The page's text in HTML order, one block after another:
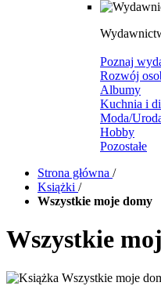
Poznaj
Rozwój
Albumy
Kuchnia i
Moda/
Hobby
Pozostałe
Strona główna /
Książki /
Wszystkie moje domy
Wszystkie